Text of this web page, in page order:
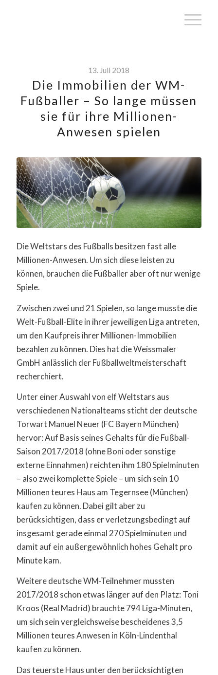
13. Juli 2018
Die Immobilien der WM-
Fußballer – So lange müssen
sie für ihre Millionen-
Anwesen spielen
Die Weltstars des Fußballs besitzen fast alle
Millionen-Anwesen. Um sich diese leisten zu
können, brauchen die Fußballer aber oft nur wenige
Spiele.
Zwischen zwei und 21 Spielen, so lange musste die
Welt-Fußball-Elite in ihrer jeweiligen Liga antreten,
um den Kaufpreis ihrer Millionen-Immobilien
bezahlen zu können. Dies hat die Weissmaler
GmbH anlässlich der Fußballweltmeisterschaft
recherchiert.
Unter einer Auswahl von elf Weltstars aus
verschiedenen Nationalteams sticht der deutsche
Torwart Manuel Neuer (FC Bayern München)
hervor: Auf Basis seines Gehalts für die Fußball-
Saison 2017/2018 (ohne Boni oder sonstige
externe Einnahmen) reichten ihm 180 Spielminuten
– also zwei komplette Spiele – um sich sein 10
Millionen teures Haus am Tegernsee (München)
kaufen zu können. Dabei gilt aber zu
berücksichtigen, dass er verletzungsbedingt auf
insgesamt gerade einmal 270 Spielminuten und
damit auf ein außergewöhnlich hohes Gehalt pro
Minute kam.
Weitere deutsche WM-Teilnehmer mussten
2017/2018 schon etwas länger auf den Platz: Toni
Kroos (Real Madrid) brauchte 794 Liga-Minuten,
um sich sein vergleichsweise bescheidenes 3,5
Millionen teures Anwesen in Köln-Lindenthal
kaufen zu können.
Das teuerste Haus unter den berücksichtigten